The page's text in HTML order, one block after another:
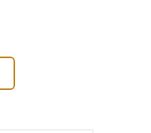
tố, Xay rau củ,